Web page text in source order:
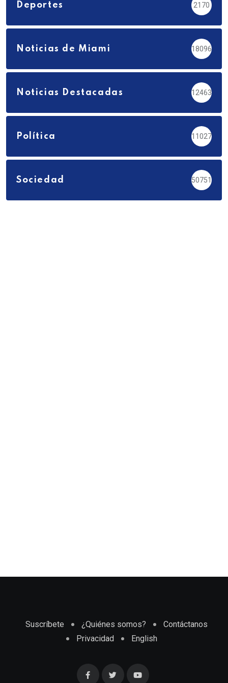
Deportes 2170
Noticias de Miami 18096
Noticias Destacadas 12463
Política 11027
Sociedad 50751
Suscríbete ¿Quiénes somos?
Contáctanos
Privacidad
English